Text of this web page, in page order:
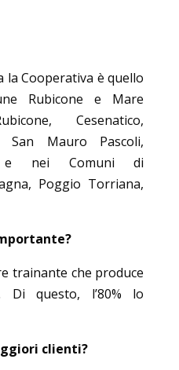
Cooperativa è quello
Rubicone e Mare
Cesenatico,
San Mauro Pascoli,
e nei Comuni di
Poggio Torriana,
trainante che produce
questo, l’80% lo
clienti?